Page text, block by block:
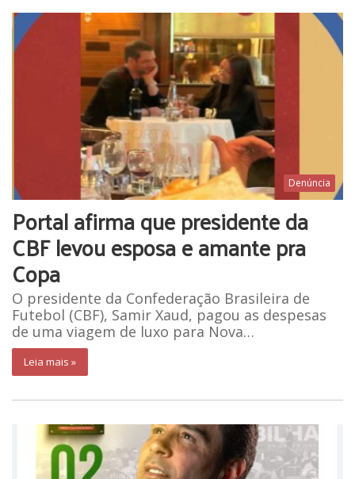
Denúncia
Portal afirma que presidente da
CBF levou esposa e amante pra
Copa
O presidente da Confederação Brasileira de
Futebol (CBF), Samir Xaud, pagou as despesas
de uma viagem de luxo para Nova…
Leia mais »